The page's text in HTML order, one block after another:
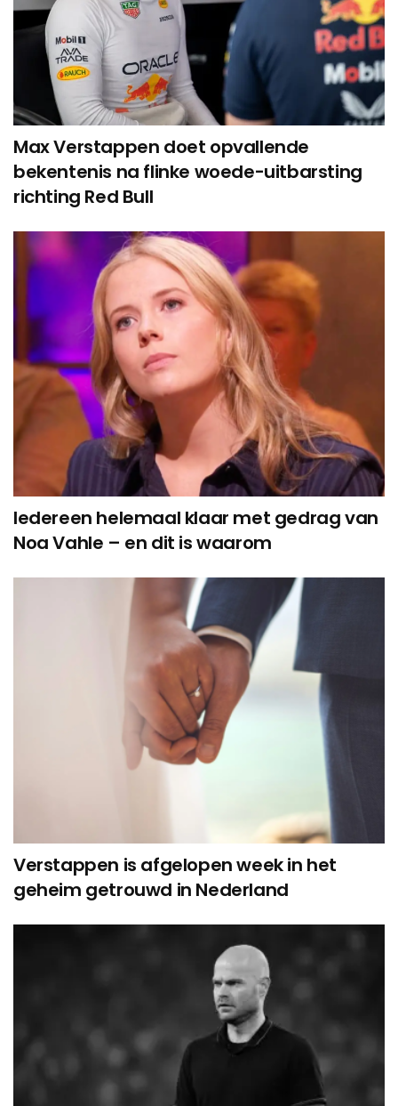
Max Verstappen doet opvallende
bekentenis na flinke woede-uitbarsting
richting Red Bull
Iedereen helemaal klaar met gedrag van
Noa Vahle – en dit is waarom
Verstappen is afgelopen week in het
geheim getrouwd in Nederland